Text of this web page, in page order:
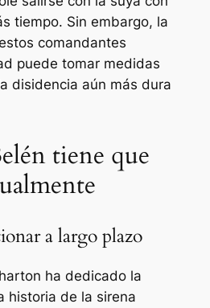
tiempo. Sin embargo, la
comandantes
puede tomar medidas
disidencia aún más dura
tiene que
a largo plazo
ha dedicado la
historia de la sirena